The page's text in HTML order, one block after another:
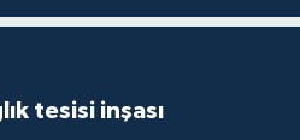
tesisi inşası